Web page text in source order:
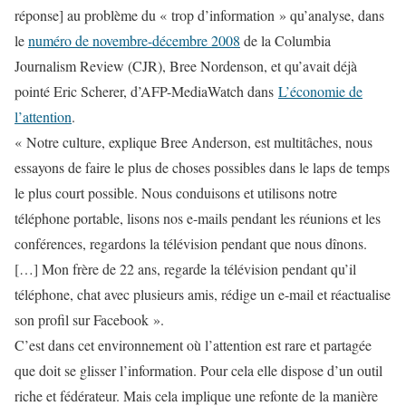
réponse] au problème du « trop d’information » qu’analyse, dans
lenuméro de novembre-décembre 2008 de la Columbia
Journalism Review (CJR), Bree Nordenson, et qu’avait déjà
pointé Eric Scherer, d’AFP-MediaWatch dans L’économie de
l’attention.
« Notre culture, explique Bree Anderson, est multitâches, nous
essayons de faire le plus de choses possibles dans le laps de temps
le plus court possible. Nous conduisons et utilisons notre
téléphone portable, lisons nos e-mails pendant les réunions et les
conférences, regardons la télévision pendant que nous dînons.
[…] Mon frère de 22 ans, regarde la télévision pendant qu’il
téléphone, chat avec plusieurs amis, rédige un e-mail et réactualise
son profil sur Facebook ».
C’est dans cet environnement où l’attention est rare et partagée
que doit se glisser l’information. Pour cela elle dispose d’un outil
riche et fédérateur. Mais cela implique une refonte de la manière